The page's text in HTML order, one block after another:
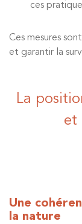
ces
Ces mesures
et garantir la
La
et
Une
la nature